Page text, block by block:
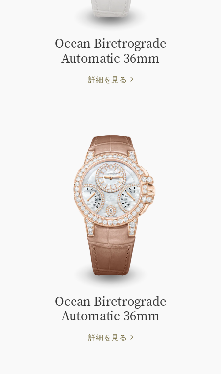
Ocean Biretrograde
Automatic 36mm
詳細を見る
Ocean Biretrograde
Automatic 36mm
詳細を見る